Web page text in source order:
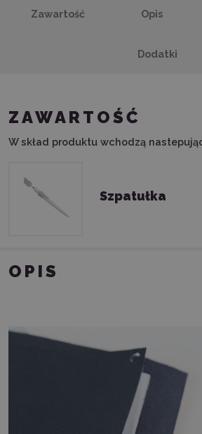
Zawartość Opis
Dodatki
ZAWARTOŚĆ
W skład produktu wchodzą
Szpatułka
OPIS